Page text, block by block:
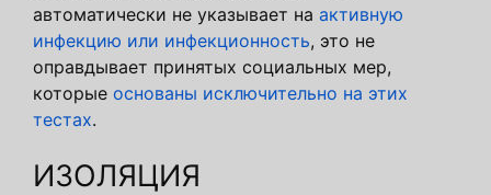
автоматически не указывает на активную
инфекцию или инфекционность, это не
оправдывает принятых социальных мер,
которые основаны исключительно на этих
тестах.
ИЗОЛЯЦИЯ